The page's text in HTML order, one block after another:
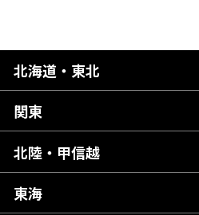
北海道・東北
北海道
青森県
秋田県
関東
茨城県
栃木県
北陸・甲信越
新潟県
東海